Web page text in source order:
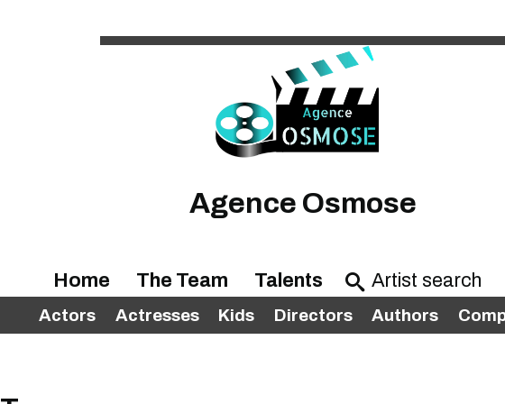
Agence Osmose
Home The Team Talents
Actors Actresses Kids Directors Authors